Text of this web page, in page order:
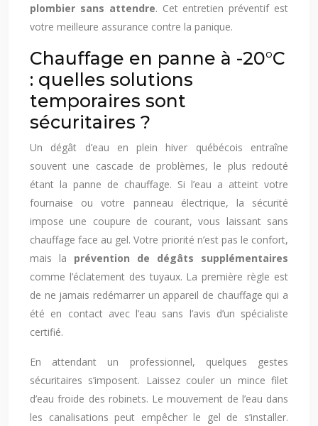
plombier sans attendre. Cet entretien préventif est
votre meilleure assurance contre la panique.
Chauffage en panne à -20°C
: quelles solutions
temporaires sont
sécuritaires ?
Un dégât d’eau en plein hiver québécois entraîne
souvent une cascade de problèmes, le plus redouté
étant la panne de chauffage. Si l’eau a atteint votre
fournaise ou votre panneau électrique, la sécurité
impose une coupure de courant, vous laissant sans
chauffage face au gel. Votre priorité n’est pas le confort,
mais la prévention de dégâts supplémentaires
comme l’éclatement des tuyaux. La première règle est
de ne jamais redémarrer un appareil de chauffage qui a
été en contact avec l’eau sans l’avis d’un spécialiste
certifié.
En attendant un professionnel, quelques gestes
sécuritaires s’imposent. Laissez couler un mince filet
d’eau froide des robinets. Le mouvement de l’eau dans
les canalisations peut empêcher le gel de s’installer.